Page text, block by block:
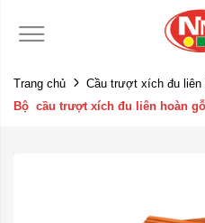
Trang chủ
Cầu trượt xích đu liên
Bộ cầu trượt xích đu liên hoàn